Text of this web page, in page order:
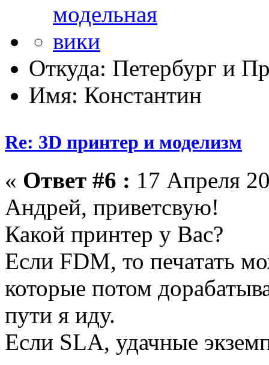
Откуда: Петербург и
Имя: Константин
Re: 3D принтер и моделизм
« Ответ #6 : 17 Апреля
Андрей, приветсвую!
Какой принтер у Вас?
Если FDM, то печатать
которые потом
пути я иду.
Если SLA, удачные